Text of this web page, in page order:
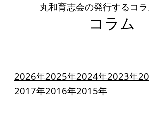
トップページ
丸和育志会の目指す未来
コラム
丸和育志会の発行するコラ
2026年2025年2024年2023年
2017年2016年2015年